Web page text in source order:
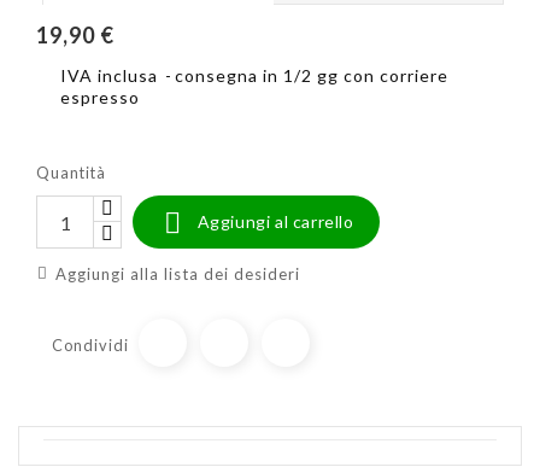
19,90 €
IVA inclusa
consegna in 1/2 gg con corriere
espresso
Quantità
 Aggiungi al carrello
Aggiungi alla lista dei desideri
Condividi